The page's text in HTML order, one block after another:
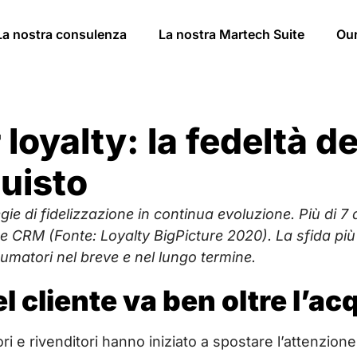
nostra consulenza La nostra Martech Suite
la fedeltà
di fidelizzazione in continua evoluzione. Più di 7
CRM (Fonte: Loyalty BigPicture 2020). La sfida
nel breve e nel lungo termine.
cliente va ben oltre
e rivenditori hanno iniziato a spostare l’attenzione